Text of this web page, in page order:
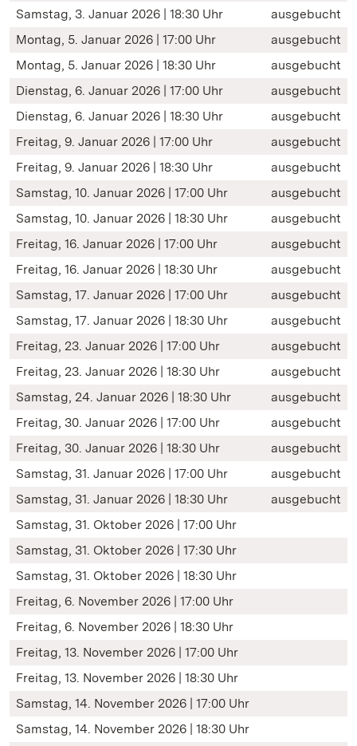
Samstag, 3. Januar 2026 | 18:30 Uhr
ausgebucht
Montag, 5. Januar 2026 | 17:00 Uhr
ausgebucht
Montag, 5. Januar 2026 | 18:30 Uhr
ausgebucht
Dienstag, 6. Januar 2026 | 17:00 Uhr
ausgebucht
Dienstag, 6. Januar 2026 | 18:30 Uhr
ausgebucht
Freitag, 9. Januar 2026 | 17:00 Uhr
ausgebucht
Freitag, 9. Januar 2026 | 18:30 Uhr
ausgebucht
Samstag, 10. Januar 2026 | 17:00 Uhr
ausgebucht
Samstag, 10. Januar 2026 | 18:30 Uhr
ausgebucht
Freitag, 16. Januar 2026 | 17:00 Uhr
ausgebucht
Freitag, 16. Januar 2026 | 18:30 Uhr
ausgebucht
Samstag, 17. Januar 2026 | 17:00 Uhr
ausgebucht
Samstag, 17. Januar 2026 | 18:30 Uhr
ausgebucht
Freitag, 23. Januar 2026 | 17:00 Uhr
ausgebucht
Freitag, 23. Januar 2026 | 18:30 Uhr
ausgebucht
Samstag, 24. Januar 2026 | 18:30 Uhr
ausgebucht
Freitag, 30. Januar 2026 | 17:00 Uhr
ausgebucht
Freitag, 30. Januar 2026 | 18:30 Uhr
ausgebucht
Samstag, 31. Januar 2026 | 17:00 Uhr
ausgebucht
Samstag, 31. Januar 2026 | 18:30 Uhr
ausgebucht
Samstag, 31. Oktober 2026 | 17:00 Uhr
Samstag, 31. Oktober 2026 | 17:30 Uhr
Samstag, 31. Oktober 2026 | 18:30 Uhr
Freitag, 6. November 2026 | 17:00 Uhr
Freitag, 6. November 2026 | 18:30 Uhr
Freitag, 13. November 2026 | 17:00 Uhr
Freitag, 13. November 2026 | 18:30 Uhr
Samstag, 14. November 2026 | 17:00 Uhr
Samstag, 14. November 2026 | 18:30 Uhr